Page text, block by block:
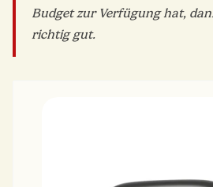
Budget zur Verfügung hat,
richtig gut.